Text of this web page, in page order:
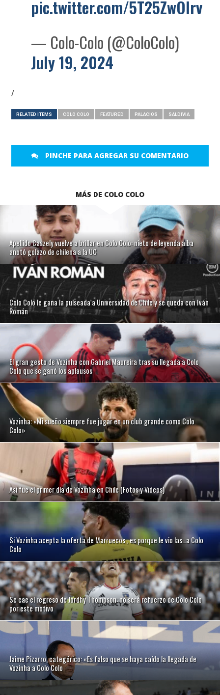
pic.twitter.com/5T25ZwOIrv
— Colo-Colo (@ColoColo)
July 19, 2024
/
RELATED ITEMS COLO COLO FEATURED PALACIOS SALDIVIA
PINCHE PARA AGREGAR SU COMENTARIO
MÁS DE COLO COLO
Apellido Caszely vuelve a brillar en Colo Colo: nieto de leyenda alba
anotó golazo de chilena a la UC
Colo Colo le gana la pulseada a Universidad de Chile y se queda con Iván
Román
El gran gesto de Vozinha con Gabriel Maureira tras su llegada a Colo
Colo que se ganó los aplausos
Vozinha: «Mi sueño siempre fue jugar en un club grande como Colo
Colo»
Así fue el primer día de Vozinha en Chile (Fotos y Videos)
Si Vozinha acepta la oferta de Marruecos , es porque le vio las…a Colo
Colo
Se cae el regreso de Jordhy Thompson: no será refuerzo de Colo Colo
por este motivo
Jaime Pizarro, categórico: «Es falso que se haya caído la llegada de
Vozinha a Colo Colo